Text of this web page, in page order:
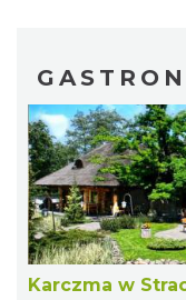
Karczma w